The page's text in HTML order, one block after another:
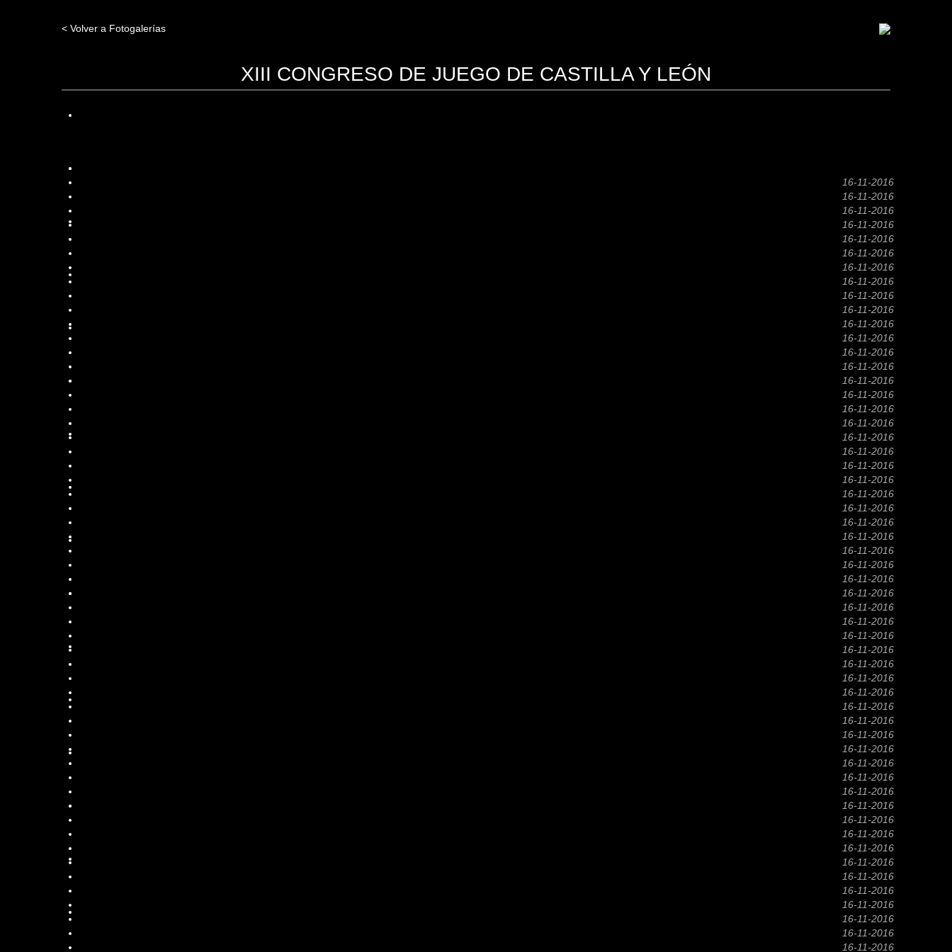
< Volver a Fotogalerías
XIII CONGRESO DE JUEGO DE CASTILLA Y LEÓN
16-11-2016
16-11-2016
16-11-2016
16-11-2016
16-11-2016
16-11-2016
16-11-2016
16-11-2016
16-11-2016
16-11-2016
16-11-2016
16-11-2016
16-11-2016
16-11-2016
16-11-2016
16-11-2016
16-11-2016
16-11-2016
16-11-2016
16-11-2016
16-11-2016
16-11-2016
16-11-2016
16-11-2016
16-11-2016
16-11-2016
16-11-2016
16-11-2016
16-11-2016
16-11-2016
16-11-2016
16-11-2016
16-11-2016
16-11-2016
16-11-2016
16-11-2016
16-11-2016
16-11-2016
16-11-2016
16-11-2016
16-11-2016
16-11-2016
16-11-2016
16-11-2016
16-11-2016
16-11-2016
16-11-2016
16-11-2016
16-11-2016
16-11-2016
16-11-2016
16-11-2016
16-11-2016
16-11-2016
16-11-2016